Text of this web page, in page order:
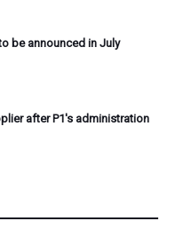
be announced in July
after P1's administration